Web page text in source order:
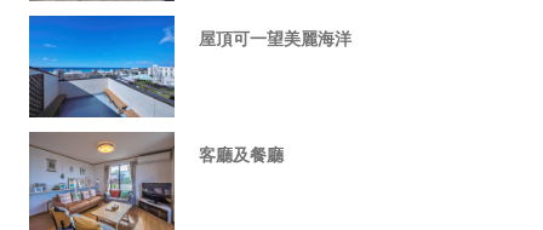
屋頂可一望美麗海洋
客廳及餐廳